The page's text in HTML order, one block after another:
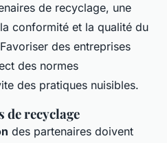
de recyclage, une
conformité et la qualité du
des entreprises
des normes
des pratiques nuisibles.
de recyclage
des partenaires doivent